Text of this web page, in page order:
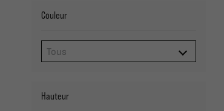
Couleur
Hauteur